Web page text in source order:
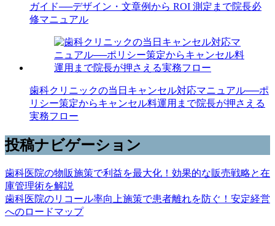
ガイド──デザイン・文章例から ROI 測定まで院長必
修マニュアル
歯科クリニックの当日キャンセル対応マニュアル──ポ
リシー策定からキャンセル料運用まで院長が押さえる
実務フロー
投稿ナビゲーション
歯科医院の物販施策で利益を最大化！効果的な販売戦略と在
庫管理術を解説
歯科医院のリコール率向上施策で患者離れを防ぐ！安定経営
へのロードマップ